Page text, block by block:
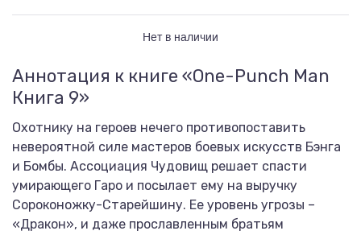
Нет в наличии
Аннотация к книге «One-Punch Man
Книга 9»
Охотнику на героев нечего противопоставить
невероятной силе мастеров боевых искусств Бэнга
и Бомбы. Ассоциация Чудовищ решает спасти
умирающего Гаро и посылает ему на выручку
Сороконожку-Старейшину. Ее уровень угрозы –
«Дракон», и даже прославленным братьям